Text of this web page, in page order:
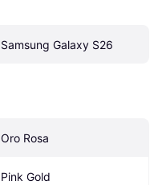
Samsung Galaxy S26
Oro Rosa
Pink Gold